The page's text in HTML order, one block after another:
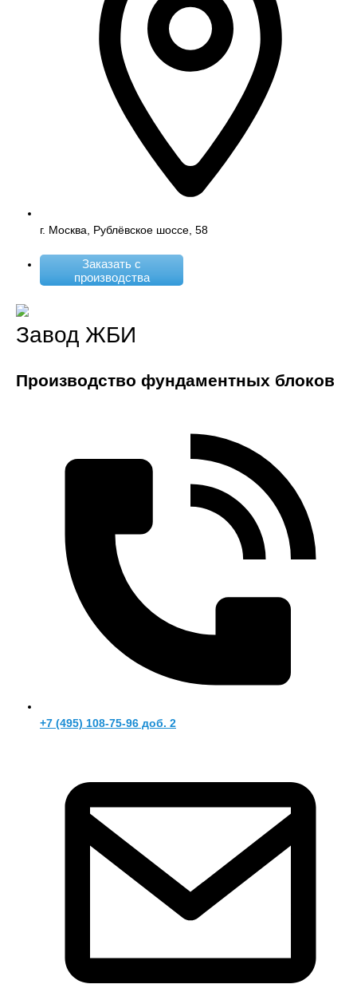
г. Москва, Рублёвское шоссе, 58
Заказать с
производства
Завод ЖБИ
Производство фундаментных блоков
+7 (495) 108-75-96 доб. 2